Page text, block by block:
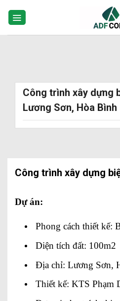
Công trình xây dựng
Lương Sơn, Hòa Bình
Công trình xây dựng
Dự án:
Phong cách thiết kế:
Diện tích đất: 100m2
Địa chỉ: Lương Sơn,
Thiết kế: KTS Phạm